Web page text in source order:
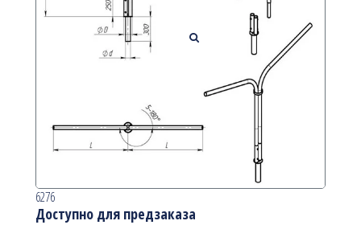
6276
Доступно для предзаказа